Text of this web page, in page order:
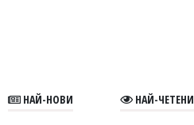
НАЙ-НОВИ НАЙ-ЧЕТЕНИ